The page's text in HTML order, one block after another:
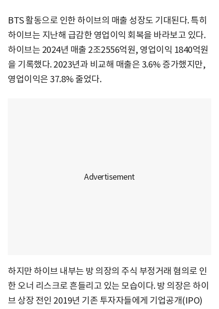
BTS 활동으로 인한 하이브의 매출 성장도 기대된다. 특히
하이브는 지난해 급감한 영업이익 회복을 바라보고 있다.
하이브는 2024년 매출 2조2556억원, 영업이익 1840억원
을 기록했다. 2023년과 비교해 매출은 3.6% 증가했지만,
영업이익은 37.8% 줄었다.
하지만 하이브 내부는 방 의장의 주식 부정거래 혐의로 인
한 오너 리스크로 흔들리고 있는 모습이다. 방 의장은 하이
브 상장 전인 2019년 기존 투자자들에게 기업공개(IPO)